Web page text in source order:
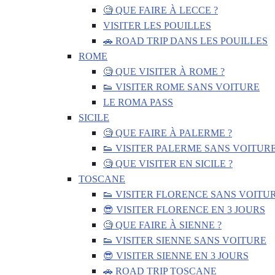
🧐 QUE FAIRE À LECCE ?
VISITER LES POUILLES
🚗 ROAD TRIP DANS LES POUILLES
ROME
🧐 QUE VISITER À ROME ?
👟 VISITER ROME SANS VOITURE
LE ROMA PASS
SICILE
🧐 QUE FAIRE À PALERME ?
👟 VISITER PALERME SANS
🧐 QUE VISITER EN SICILE ?
TOSCANE
👟 VISITER FLORENCE SANS
😎 VISITER FLORENCE EN 3 JOURS
🧐 QUE FAIRE À SIENNE ?
👟 VISITER SIENNE SANS VOITURE
😎 VISITER SIENNE EN 3 JOURS
🚗 ROAD TRIP TOSCANE